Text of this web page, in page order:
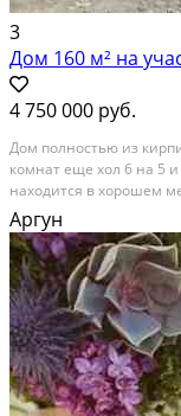
3
Дом 160 м² на
4 750 000 руб.
Дом полностью из
комнат еще хол 6 на 5
находится в хорошем
садик, почта. Если
Расстояние до города
стен дома: Кирпич
Аргун